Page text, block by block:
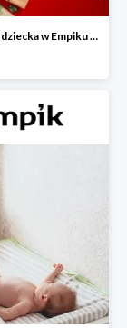
Prezenty dla dziecka w Empiku do -30%